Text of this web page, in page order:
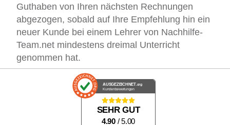
Guthaben von Ihren nächsten Rechnungen
abgezogen, sobald auf Ihre Empfehlung hin ein
neuer Kunde bei einem Lehrer von Nachhilfe-
Team.net mindestens dreimal Unterricht
genommen hat.
AUSGEZEICHNET .org
Kundenbewertungen
SEHR GUT
4.90 / 5.00